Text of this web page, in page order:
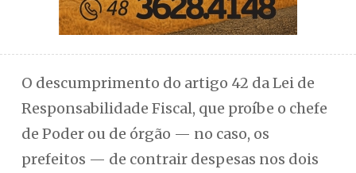
O descumprimento do artigo 42 da Lei de
Responsabilidade Fiscal, que proíbe o chefe
de Poder ou de órgão — no caso, os
prefeitos — de contrair despesas nos dois